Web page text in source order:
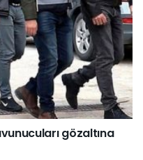
gözaltına